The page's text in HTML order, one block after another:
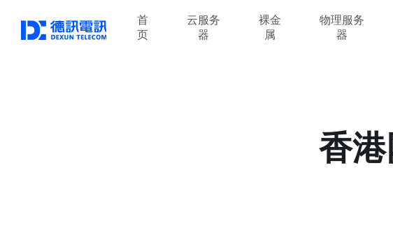
首
页
云服务
器
裸金
属
物理服务
器
香